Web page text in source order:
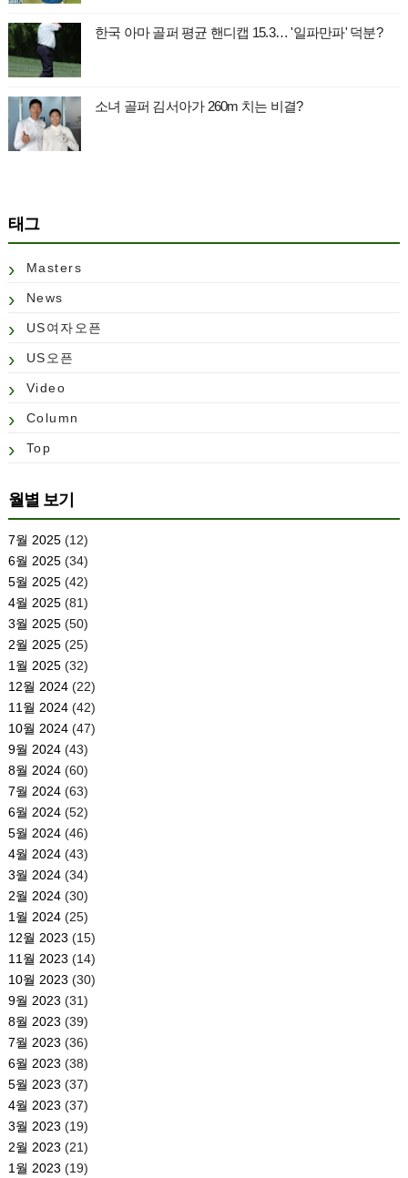
한국 아마 골퍼 평균 핸디캡 15.3… '일파만파' 덕분?
소녀 골퍼 김서아가 260m 치는 비결?
태그
Masters
News
US여자오픈
US오픈
Video
Column
Top
월별 보기
7월 2025(12)
6월 2025(34)
5월 2025(42)
4월 2025(81)
3월 2025(50)
2월 2025(25)
1월 2025(32)
12월 2024(22)
11월 2024(42)
10월 2024(47)
9월 2024(43)
8월 2024(60)
7월 2024(63)
6월 2024(52)
5월 2024(46)
4월 2024(43)
3월 2024(34)
2월 2024(30)
1월 2024(25)
12월 2023 (15)
11월 2023 (14)
10월 2023 (30)
9월 2023 (31)
8월 2023 (39)
7월 2023 (36)
6월 2023 (38)
5월 2023 (37)
4월 2023 (37)
3월 2023 (19)
2월 2023 (21)
1월 2023 (19)